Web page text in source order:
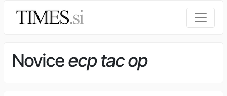
Noviceecp tac op